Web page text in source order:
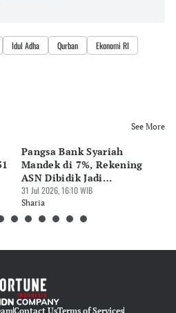
Idul Adha Qurban
Ekonomi RI
See More
Pangsa Bank Syariah
Mandek di 7%, Rekening
ASN Dibidik Jadi
Pendorong
31 Jul 2026, 16:10 WIB
Sharia
Contact UsTerms of Services